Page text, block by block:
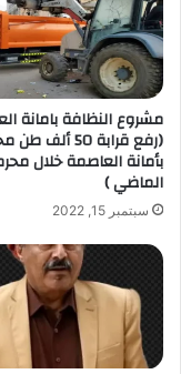
ل
إ
ل
ك
ر
و
ن
مشروع النظافة بامانة
(رفع قرابة 50
بأمانة العاصمة خلال
الماضي )
سبتمبر 15, 2022